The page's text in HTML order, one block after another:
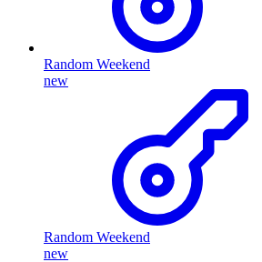
Random Weekend
new
Random Weekend
new